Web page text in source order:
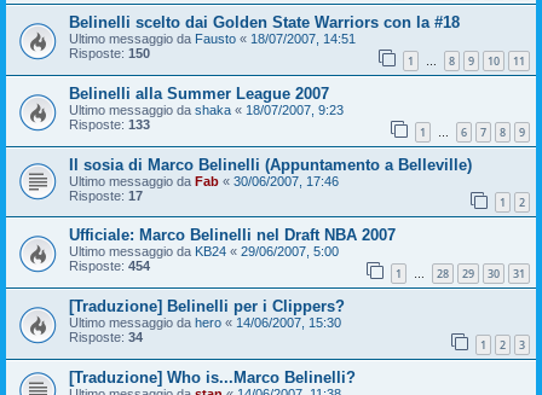
Belinelli scelto dai Golden State Warriors con la #18
Ultimo messaggio da Fausto « 18/07/2007, 14:51
Risposte: 150 1 … 8 9 10 11
Belinelli alla Summer League 2007
Ultimo messaggio da shaka « 18/07/2007, 9:23
Risposte: 133 1 … 6 7 8 9
Il sosia di Marco Belinelli (Appuntamento a Belleville)
Ultimo messaggio da Fab « 30/06/2007, 17:46
Risposte: 17 1 2
Ufficiale: Marco Belinelli nel Draft NBA 2007
Ultimo messaggio da KB24 « 29/06/2007, 5:00
Risposte: 454 1 … 28 29 30 31
[Traduzione] Belinelli per i Clippers?
Ultimo messaggio da hero « 14/06/2007, 15:30
Risposte: 34 1 2 3
[Traduzione] Who is...Marco Belinelli?